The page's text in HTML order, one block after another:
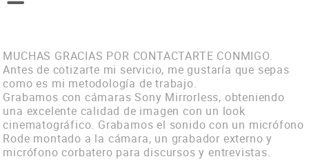
Sobre mi
Contacto
Vimeo
Facebook
MUCHAS GRACIAS POR CONTACTARTE CONMIGO.
Antes de cotizarte mi servicio, me gustaría que sepas
como es mi metodología de trabajo.
Grabamos con cámaras Sony Mirrorless, obteniendo
una excelente calidad de imagen con un look
cinematográfico. Grabamos el sonido con un micrófono
Rode montado a la cámara, un grabador externo y
micrófono corbatero para discursos y entrevistas.